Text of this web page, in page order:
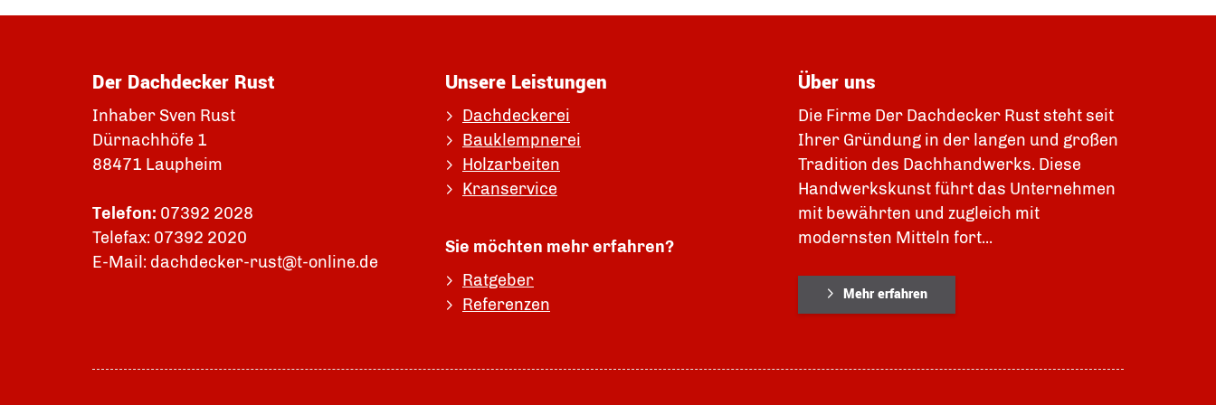
Der Dachdecker Rust
Inhaber Sven Rust
Dürnachhöfe 1
88471 Laupheim
Telefon: 07392 2028
Telefax: 07392 2020
E-Mail: dachdecker-rust@t-online.de
Unsere Leistungen
Dachdeckerei
Bauklempnerei
Holzarbeiten
Kranservice
Sie möchten mehr erfahren?
Ratgeber
Referenzen
Über uns
Die Firme Der Dachdecker Rust steht seit
Ihrer Gründung in der langen und großen
Tradition des Dachhandwerks. Diese
Handwerkskunst führt das Unternehmen
mit bewährten und zugleich mit
modernsten Mitteln fort...
Mehr erfahren